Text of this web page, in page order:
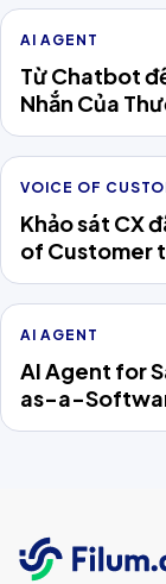
AI AGENT
Từ Chatbot
Nhắn Của
Năm 2026
VOICE OF
Khảo sát CX
of Customer
AI AGENT
AI Agent for
as-a-